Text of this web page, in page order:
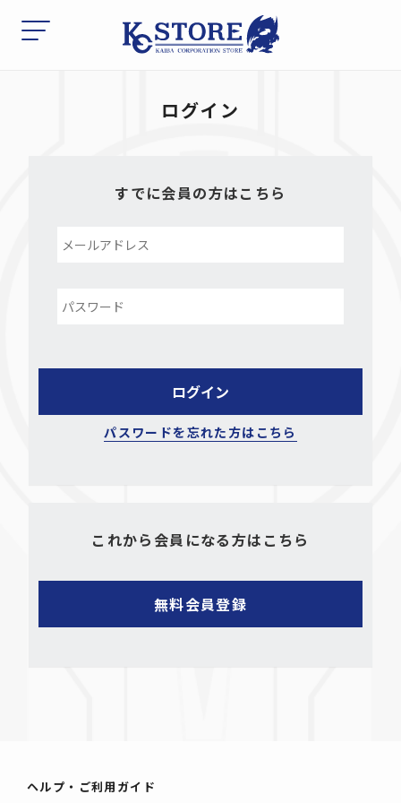
ログイン
すでに会員の方はこちら
パスワードを忘れた方はこちら
これから会員になる方はこちら
ヘルプ・ご利用ガイド